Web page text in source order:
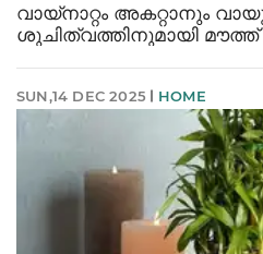
വായ്നാറ്റം അകറ്റാനും
ശുചിത്വത്തിനുമായി മൗത്ത്
അഡൽറ്റ്സ്
SUN,14 DEC 2025 HOME